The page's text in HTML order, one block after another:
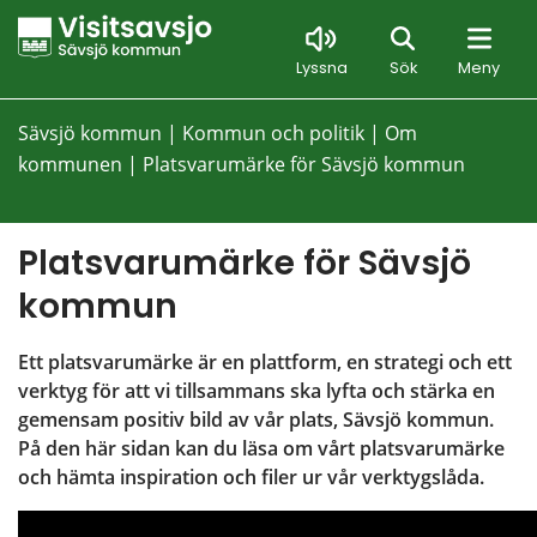
Lyssna Sök Meny
Sök
Sävsjö kommun | Kommun och politik | Om
kommunen | Platsvarumärke för Sävsjö kommun
Platsvarumärke för Sävsjö
kommun
Ett platsvarumärke är en plattform, en strategi och ett
verktyg för att vi tillsammans ska lyfta och stärka en
gemensam positiv bild av vår plats, Sävsjö kommun.
På den här sidan kan du läsa om vårt platsvarumärke
och hämta inspiration och filer ur vår verktygslåda.